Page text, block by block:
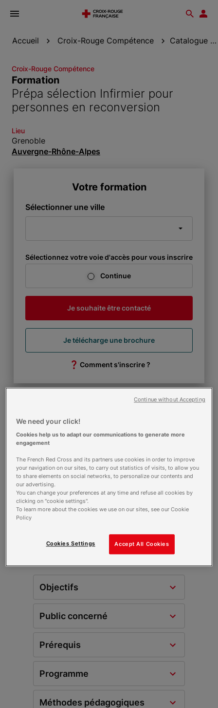
Ouvrir
Accueil Croix-Rouge Compétence Catalogue de formation
Croix-Rouge Compétence
Formation
Prépa sélection Infirmier pour
personnes en reconversion
Lieu
Grenoble
Auvergne-Rhône-Alpes
Votre formation
Sélectionner une ville
Sélectionnez votre voie d'accès pour vous inscrire
Continue
Je souhaite être contacté
Je télécharge une brochure
Comment s'inscrire ?
Description
Affirmer son projet professionnel vers le métier
d'infirmier, se préparer aux épreuves de
La formation en détail
Objectifs
Public concerné
Prérequis
Programme
Méthodes pédagogiques
We need your click!
Cookies help us to adapt our communications to generate more
engagement
The French Red Cross and its partners use cookies in order to improve
your navigation on our sites, to carry out statistics of visits, to allow you
to share elements on social networks, to personalize our contents and
our advertising.
You can change your preferences at any time and refuse all cookies by
clicking on "cookie settings".
To learn more about the cookies we use on our sites, see our Cookie
Policy
Accept All Cookies
Cookies Settings
Continue without Accepting